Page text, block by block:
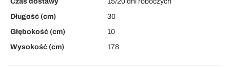
Długość (cm)
30
Głębokość (cm)
10
Wysokość (cm)
178